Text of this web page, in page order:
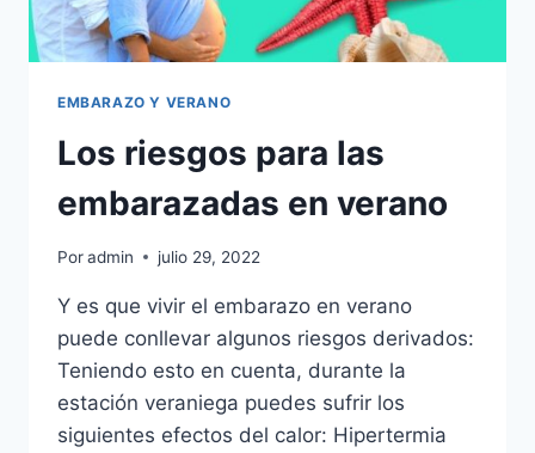
EMBARAZO Y VERANO
Los riesgos para las
embarazadas en verano
Poradmin julio 29, 2022
Y es que vivir el embarazo en verano
puede conllevar algunos riesgos derivados:
Teniendo esto en cuenta, durante la
estación veraniega puedes sufrir los
siguientes efectos del calor: Hipertermia